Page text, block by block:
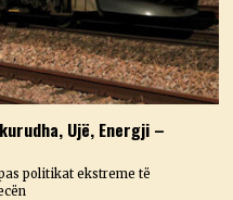
Ujë, Energji –
politikat ekstreme të